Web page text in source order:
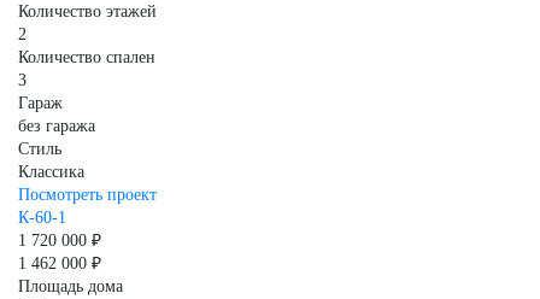
Количество этажей
2
Количество спален
3
Гараж
без гаража
Стиль
Классика
Посмотреть проект
К-60-1
1 720 000 ₽
1 462 000 ₽
Площадь дома